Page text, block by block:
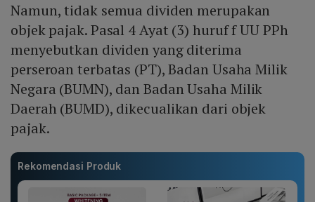
Namun, tidak semua dividen merupakan
objek pajak. Pasal 4 Ayat (3) huruf f UU PPh
menyebutkan dividen yang diterima
perseroan terbatas (PT), Badan Usaha Milik
Negara (BUMN), dan Badan Usaha Milik
Daerah (BUMD), dikecualikan dari objek
pajak.
Rekomendasi Produk